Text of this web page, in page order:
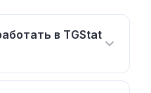
в TGStat